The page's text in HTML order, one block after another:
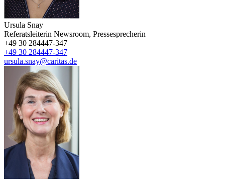
Ursula Snay
Referatsleiterin Newsroom, Pressesprecherin
+49 30 284447-347
+49 30 284447-347
ursula.snay@caritas.de